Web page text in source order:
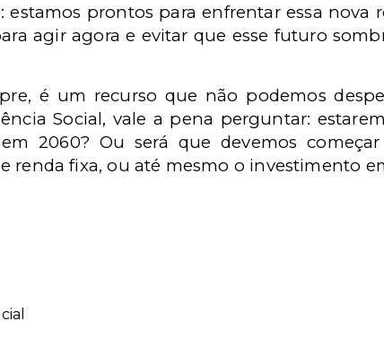
prontos para enfrentar essa nova
agir agora e evitar que esse futuro
é um recurso que não podemos
Social, vale a pena perguntar:
2060? Ou será que devemos
renda fixa, ou até mesmo o investimento